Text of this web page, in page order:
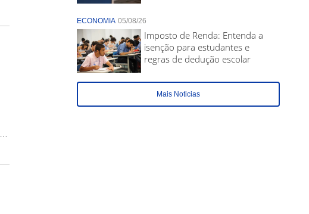
ECONOMIA 05/08/26
Imposto de Renda: Entenda a
isenção para estudantes e
regras de dedução escolar
Mais Noticias